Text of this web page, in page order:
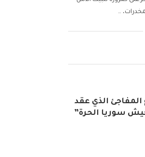
…
الذي عقد
سوريا الحرة”